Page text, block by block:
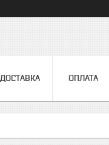
ДОСТАВКА ОПЛАТА